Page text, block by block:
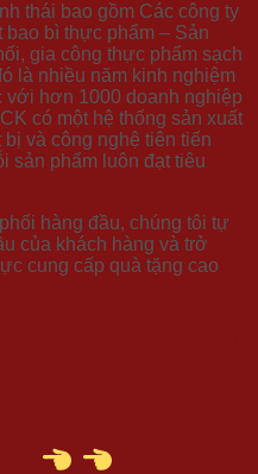
thái bao gồm Các công ty
bì thực phẩm – Sản
gia công thực phẩm sạch
là nhiều năm kinh nghiệm
với hơn 1000 doanh nghiệp
có một hệ thống sản xuất
và công nghệ tiên tiến
sản phẩm luôn đạt tiêu
hàng đầu, chúng tôi tự
của khách hàng và trở
cung cấp quà tặng cao